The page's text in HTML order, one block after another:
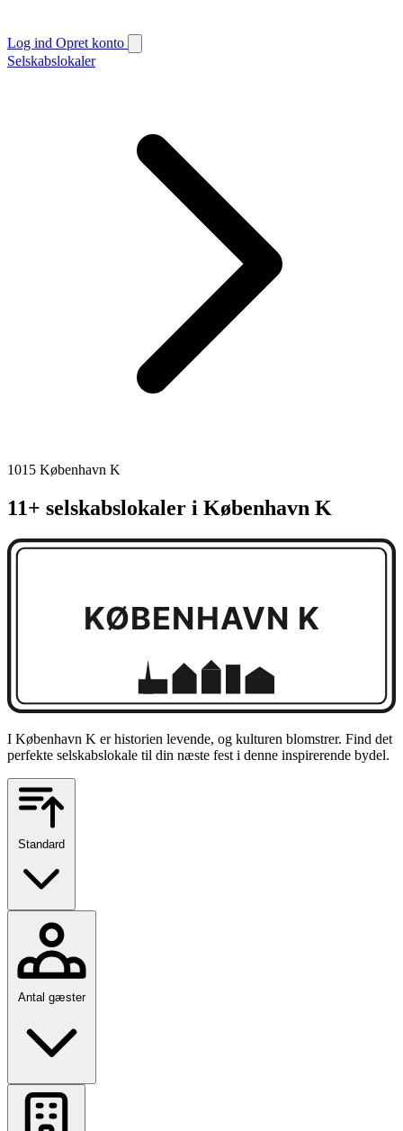
Log ind Opret konto
Selskabslokaler
1015 København K
11+ selskabslokaler i København K
KØBENHAVN K
I København K er historien levende, og kulturen blomstrer. Find det
perfekte selskabslokale til din næste fest i denne inspirerende bydel.
Standard
Antal gæster